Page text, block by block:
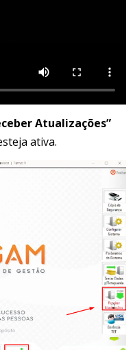
Atualizações”
ativa.